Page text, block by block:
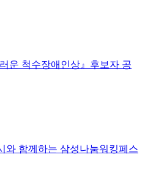
운 척수장애인상』후보자 공
와 함께하는 삼성나눔워킹페스